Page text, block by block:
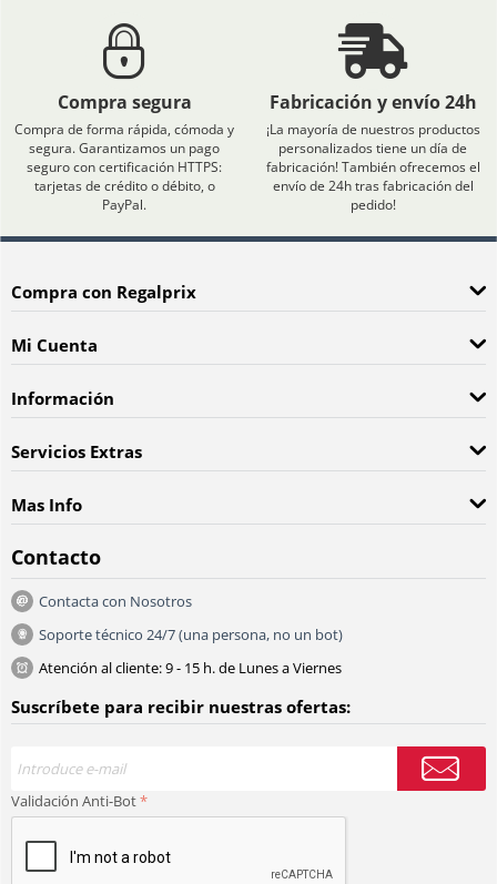
Compra segura
Compra de forma rápida, cómoda y
segura. Garantizamos un pago
seguro con certificación HTTPS:
tarjetas de crédito o débito, o
PayPal.
Fabricación y envío 24h
¡La mayoría de nuestros productos
personalizados tiene un día de
fabricación! También ofrecemos el
envío de 24h tras fabricación del
pedido!
Compra con Regalprix
Mi Cuenta
Información
Servicios Extras
Mas Info
Contacto
Contacta con Nosotros
Soporte técnico 24/7 (una persona, no un bot)
Atención al cliente: 9 - 15 h. de Lunes a Viernes
Suscríbete para recibir nuestras ofertas:
Validación Anti-Bot